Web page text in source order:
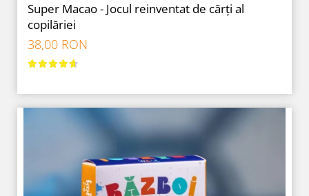
Super Macao - Jocul reinventat de cărți al
copilăriei
38,00 RON